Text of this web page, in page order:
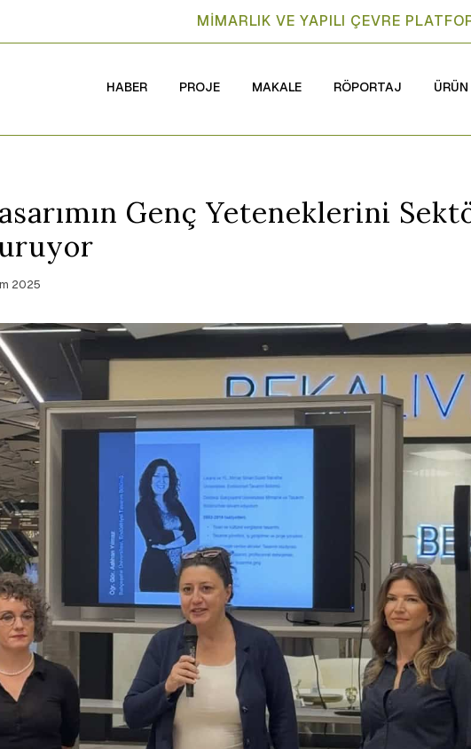
MİMARLIK VE YAPILI ÇEVRE
HABER PROJE MAKALE RÖPORTAJ ÜRÜN
Genç Yeteneklerini
2025